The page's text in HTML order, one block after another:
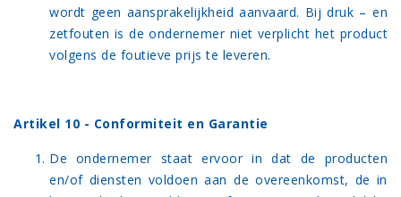
wordt geen aansprakelijkheid aanvaard. Bij druk – en
zetfouten is de ondernemer niet verplicht het product
volgens de foutieve prijs te leveren.
Artikel 10 - Conformiteit en Garantie
De ondernemer staat ervoor in dat de producten
en/of diensten voldoen aan de overeenkomst, de in